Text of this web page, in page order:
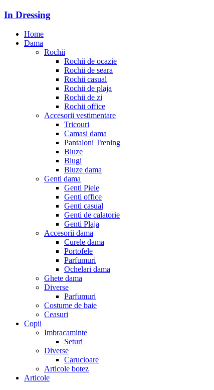
In Dressing
Home
Dama
Rochii
Rochii de ocazie
Rochii de seara
Rochii casual
Rochii de plaja
Rochii de zi
Rochii office
Accesorii vestimentare
Tricouri
Camasi dama
Pantaloni Trening
Bluze
Blugi
Bluze dama
Genti dama
Genti Piele
Genti office
Genti casual
Genti de calatorie
Genti Plaja
Accesorii dama
Curele dama
Portofele
Parfumuri
Ochelari dama
Ghete dama
Diverse
Parfumuri
Costume de baie
Ceasuri
Copii
Imbracaminte
Seturi
Diverse
Carucioare
Articole botez
Articole